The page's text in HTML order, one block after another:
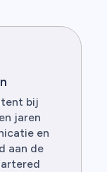
bij
jaren
en
aan de